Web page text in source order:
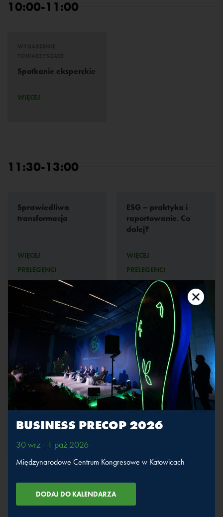
10:00-11:00
Spotkanie eksperckie
WIĘCEJ
11:30-13:00
Sprawiedliwa
transformacja
WIĘCEJ
PRELEGENCI
ZOBACZ RETRANSMISJĘ
SESJI
TRANSMISJA TŁUMACZENIE
ESG – praktyka i
raportowanie. Co
dalej?
WIĘCEJ
PRELEGENCI
ZOBACZ RETRANSMISJĘ
SESJI
TRANSMISJA
Emisje pod lupą
WIĘCEJ
ZOBACZ RETRANSMISJĘ
SESJI
TRANSMISJA TŁUMACZENIE
11:30-12:00
BUSINESS PRECOP 2026
30 wrz - 1 paź 2026
Międzynarodowe Centrum Kongresowe w Katowicach